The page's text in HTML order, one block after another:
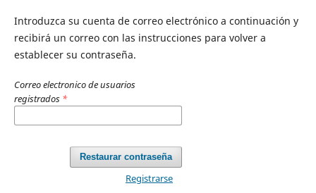
Introduzca su cuenta de correo electrónico a continuación y
recibirá un correo con las instrucciones para volver a
establecer su contraseña.
Correo electronico de usuarios
registrados *
Restaurar contraseña
Registrarse